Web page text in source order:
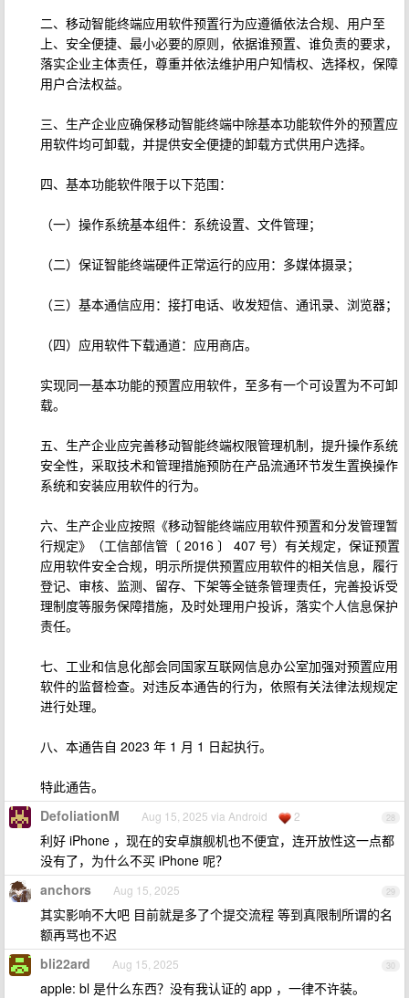
二、移动智能终端应用软件预置行为应遵循依法合规、用户至
上、安全便捷、最小必要的原则，依据谁预置、谁负责的要求，
落实企业主体责任，尊重并依法维护用户知情权、选择权，保障
用户合法权益。
三、生产企业应确保移动智能终端中除基本功能软件外的预置应
用软件均可卸载，并提供安全便捷的卸载方式供用户选择。
四、基本功能软件限于以下范围：
（一）操作系统基本组件：系统设置、文件管理；
（二）保证智能终端硬件正常运行的应用：多媒体摄录；
（三）基本通信应用：接打电话、收发短信、通讯录、浏览器；
（四）应用软件下载通道：应用商店。
实现同一基本功能的预置应用软件，至多有一个可设置为不可卸
载。
五、生产企业应完善移动智能终端权限管理机制，提升操作系统
安全性，采取技术和管理措施预防在产品流通环节发生置换操作
系统和安装应用软件的行为。
六、生产企业应按照《移动智能终端应用软件预置和分发管理暂
行规定》（工信部信管〔 2016 〕 407 号）有关规定，保证预置
应用软件安全合规，明示所提供预置应用软件的相关信息，履行
登记、审核、监测、留存、下架等全链条管理责任，完善投诉受
理制度等服务保障措施，及时处理用户投诉，落实个人信息保护
责任。
七、工业和信息化部会同国家互联网信息办公室加强对预置应用
软件的监督检查。对违反本通告的行为，依照有关法律法规规定
进行处理。
八、本通告自 2023 年 1 月 1 日起执行。
特此通告。
28
DefoliationM Aug 15, 2025 via Android 2
利好 iPhone ，现在的安卓旗舰机也不便宜，连开放性这一点都
没有了，为什么不买 iPhone 呢？
29
anchors Aug 15, 2025
其实影响不大吧 目前就是多了个提交流程 等到真限制所谓的名
额再骂也不迟
30
bli22ard Aug 15, 2025
apple: bl 是什么东西？没有我认证的 app ，一律不许装。